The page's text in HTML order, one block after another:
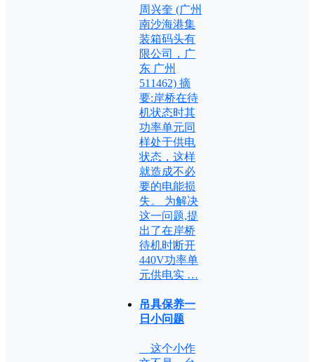
周兴奎 (广州
南沙海港集
装箱码头有
限公司，广
东 广州
511462) 摘
要:岸桥在待
机状态时其
功率单元同
样处于供电
状态，这样
就造成不必
要的电能损
失。 为解决
这一问题,提
出了在岸桥
待机时断开
440V功率单
元供电实 …
吊具保养一
日小问题
这个小作